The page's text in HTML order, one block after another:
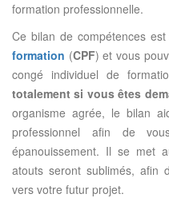
formation professionnelle.
Ce bilan de compétences
formation (CPF) et vous
congé individuel de
totalement si vous êtes
organisme agrée, le bilan
professionnel afin de
épanouissement. Il se met
atouts seront sublimés, afin
vers votre futur projet.